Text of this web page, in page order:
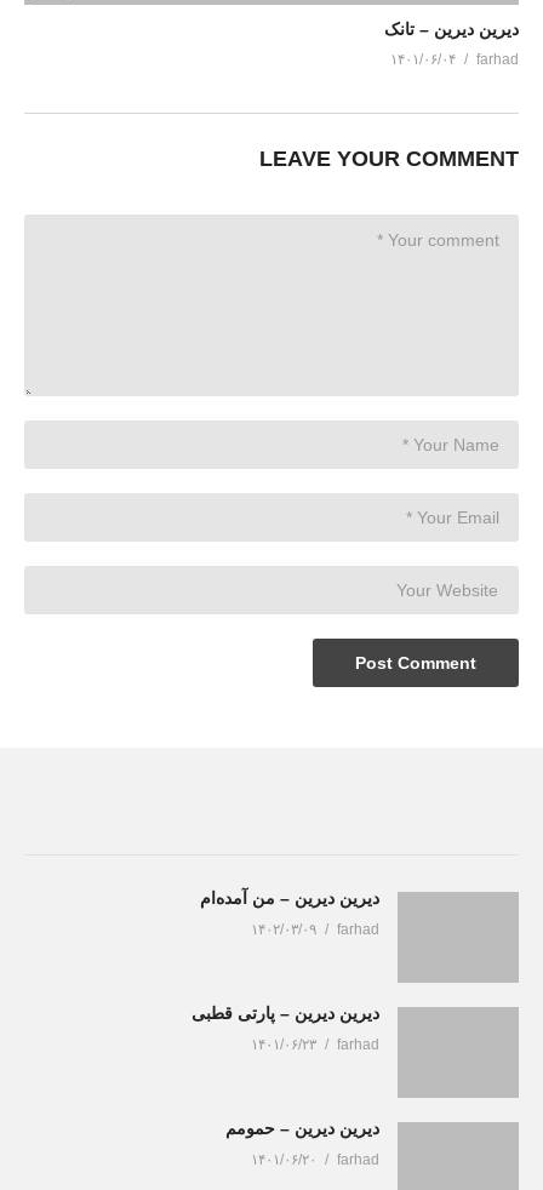
دیرین دیرین – تانک
farhad ۱۴۰۱/۰۶/۰۴
LEAVE YOUR COMMENT
دیرین دیرین – من آمده‌ام
farhad ۱۴۰۲/۰۳/۰۹
دیرین دیرین – پارتی قطبی
farhad ۱۴۰۱/۰۶/۲۳
دیرین دیرین – حمومم
farhad ۱۴۰۱/۰۶/۲۰